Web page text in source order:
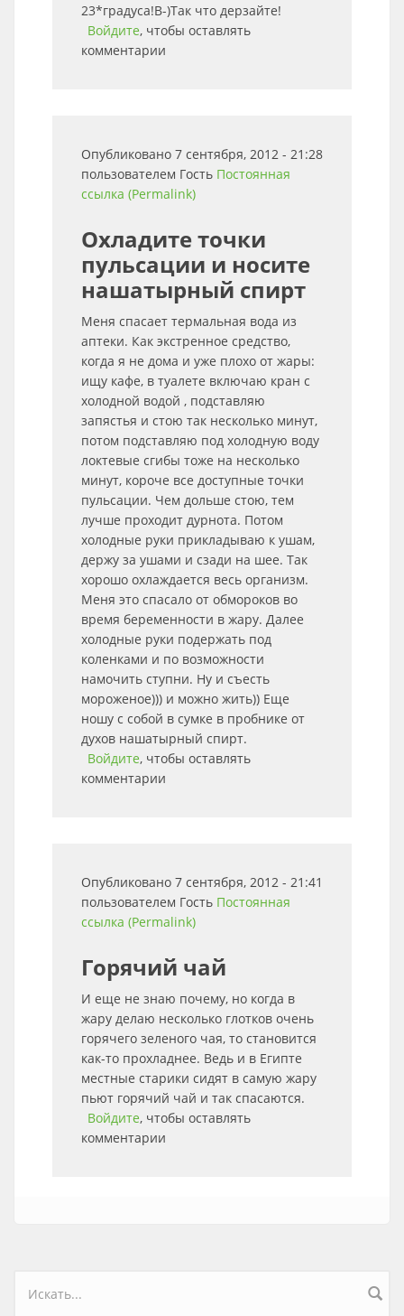
23*градуса!B-)Так что дерзайте!
Войдите, чтобы оставлять
комментарии
Опубликовано 7 сентября, 2012 - 21:28
пользователем Гость Постоянная
ссылка (Permalink)
Охладите точки
пульсации и носите
нашатырный спирт
Меня спасает термальная вода из
аптеки. Как экстренное средство,
когда я не дома и уже плохо от жары:
ищу кафе, в туалете включаю кран с
холодной водой , подставляю
запястья и стою так несколько минут,
потом подставляю под холодную воду
локтевые сгибы тоже на несколько
минут, короче все доступные точки
пульсации. Чем дольше стою, тем
лучше проходит дурнота. Потом
холодные руки прикладываю к ушам,
держу за ушами и сзади на шее. Так
хорошо охлаждается весь организм.
Меня это спасало от обмороков во
время беременности в жару. Далее
холодные руки подержать под
коленками и по возможности
намочить ступни. Ну и съесть
мороженое))) и можно жить)) Еще
ношу с собой в сумке в пробнике от
духов нашатырный спирт.
Войдите, чтобы оставлять
комментарии
Опубликовано 7 сентября, 2012 - 21:41
пользователем Гость Постоянная
ссылка (Permalink)
Горячий чай
И еще не знаю почему, но когда в
жару делаю несколько глотков очень
горячего зеленого чая, то становится
как-то прохладнее. Ведь и в Египте
местные старики сидят в самую жару
пьют горячий чай и так спасаются.
Войдите, чтобы оставлять
комментарии
Форма поиска